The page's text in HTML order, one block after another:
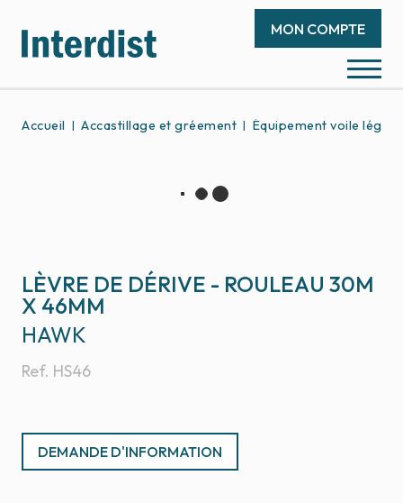
MON COMPTE
Accueil Accastillage et gréement Équipement voile légère
LÈVRE DE DÉRIVE - ROULEAU 30M
X 46MM
Ref. HS46
HAWK
DEMANDE D'INFORMATION